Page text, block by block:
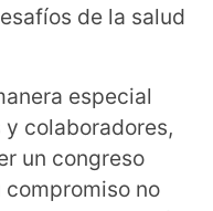
de la salud
especial
colaboradores,
un congreso
no